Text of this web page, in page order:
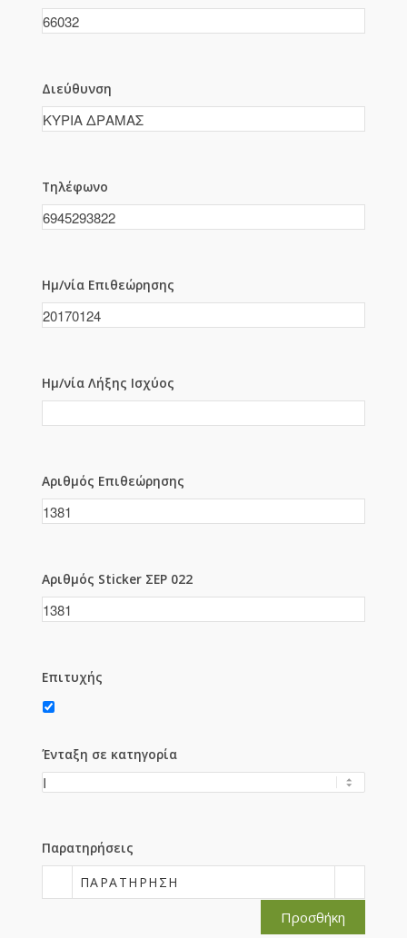
Διεύθυνση
Τηλέφωνο
Ημ/νία Επιθεώρησης
Ημ/νία Λήξης Ισχύος
Αριθμός Επιθεώρησης
Αριθμός Sticker ΣΕΡ 022
Επιτυχής
Ένταξη σε κατηγορία
Παρατηρήσεις
ΠΑΡΑΤΉΡΗΣΗ
Προσθήκη